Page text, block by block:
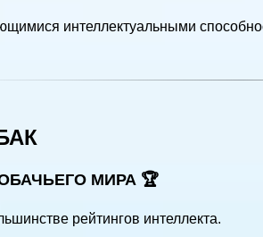
интеллектуальными
МИРА 🏆
рейтингов интеллекта.